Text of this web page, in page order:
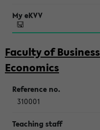
Faculty of
Economics
310001